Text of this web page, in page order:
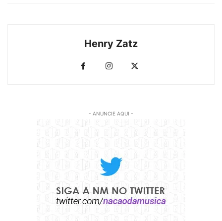
Henry Zatz
- ANUNCIE AQUI -